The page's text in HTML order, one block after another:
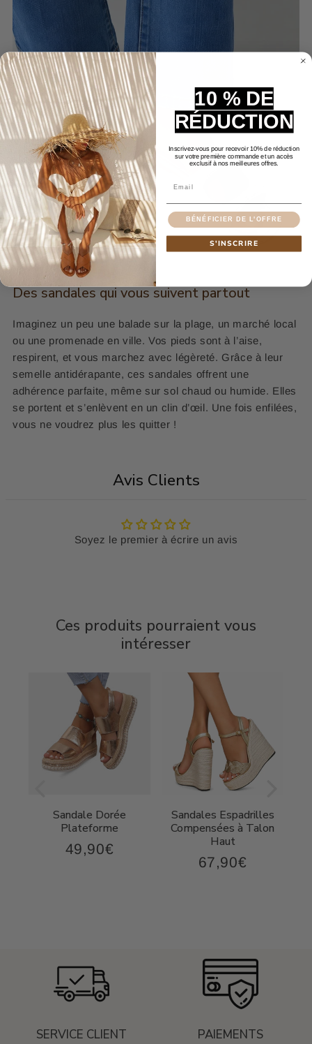
Des sandales qui vous suivent partout
Imaginez un peu une balade sur la plage, un marché local
ou une promenade en ville. Vos pieds sont à l’aise,
respirent, et vous marchez avec légèreté. Grâce à leur
semelle antidérapante, ces sandales offrent une
adhérence parfaite, même sur sol chaud ou humide. Elles
se portent et s’enlèvent en un clin d’œil. Une fois enfilées,
vous ne voudrez plus les quitter !
Avis Clients
Soyez le premier à écrire un avis
Ces produits pourraient vous
intéresser
Sandale Dorée
Plateforme
Prix
49,90€
Sandales Espadrilles
Compensées à Talon
Haut
Prix
67,90€
SERVICE CLIENT PAIEMENTS
10 % DE
RÉDUCTION
Inscrivez-vous pour recevoir 10% de réduction
sur votre première commande et un accès
exclusif à nos meilleures offres.
BÉNÉFICIER DE L'OFFRE
S'INSCRIRE